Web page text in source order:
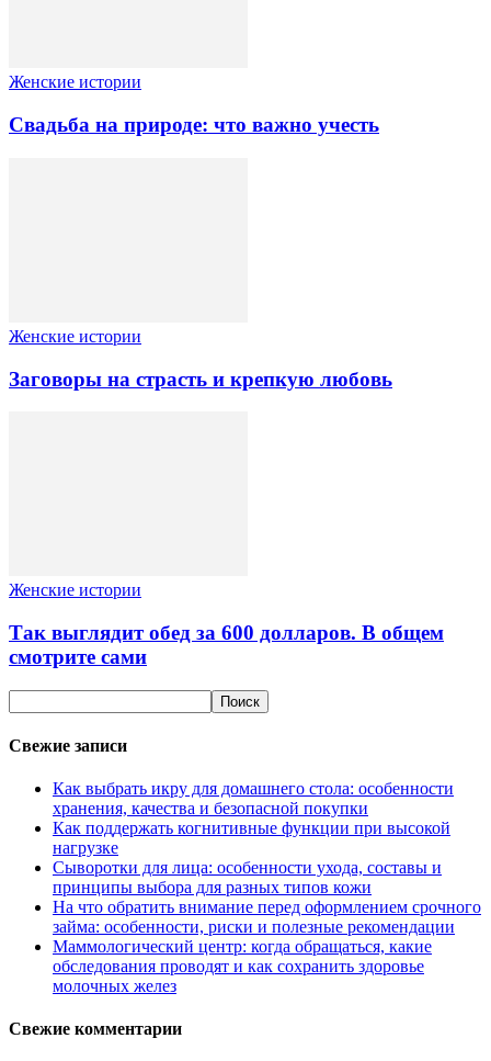
Женские истории
Свадьба на природе: что важно учесть
Женские истории
Заговоры на страсть и крепкую любовь
Женские истории
Так выглядит обед за 600 долларов. В общем
смотрите сами
Свежие записи
Как выбрать икру для домашнего стола: особенности
хранения, качества и безопасной покупки
Как поддержать когнитивные функции при высокой
нагрузке
Сыворотки для лица: особенности ухода, составы и
принципы выбора для разных типов кожи
На что обратить внимание перед оформлением срочного
займа: особенности, риски и полезные рекомендации
Маммологический центр: когда обращаться, какие
обследования проводят и как сохранить здоровье
молочных желез
Свежие комментарии